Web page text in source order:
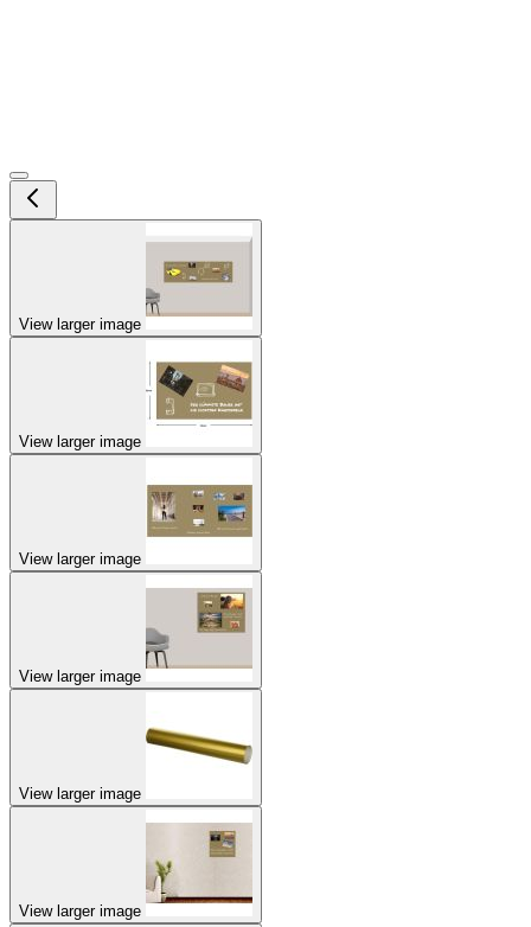
View larger image
View larger image
View larger image
View larger image
View larger image
View larger image